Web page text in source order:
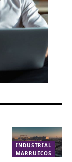
INDUSTRIAL
MARRUECOS